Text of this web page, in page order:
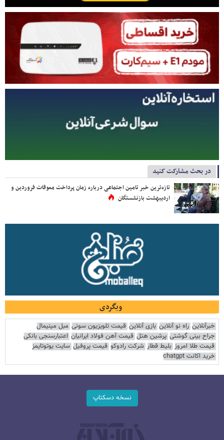
در بحث مشارکت کنید
تازه‌ترین خبر تامین اجتماعی درباره زمان پرداخت معوقات فروردین و
اردیبهشت بازنشستگان
وبگردی
خبرآنلاین راه نو آنلاین بازی آنلاین قیمت تلویزیون سونی مبل مینیمال
جراح بینی گوشتی پرشین هتل قیمت آهن فولاد ایرانیان اعتبارسنجی بانکی
قیمت طلا امروز بلیط قطار شرکت رادوکو قیمت پروفیل سایت یوتوتایمز
خرید اکانت chatgpt
نسخه دسکتاپ